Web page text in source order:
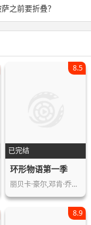
之前要折叠？
已完结
8.5
环形物语第一季
丽贝卡·豪尔,邓肯·乔伊纳,丹尼尔·祖…
8.9